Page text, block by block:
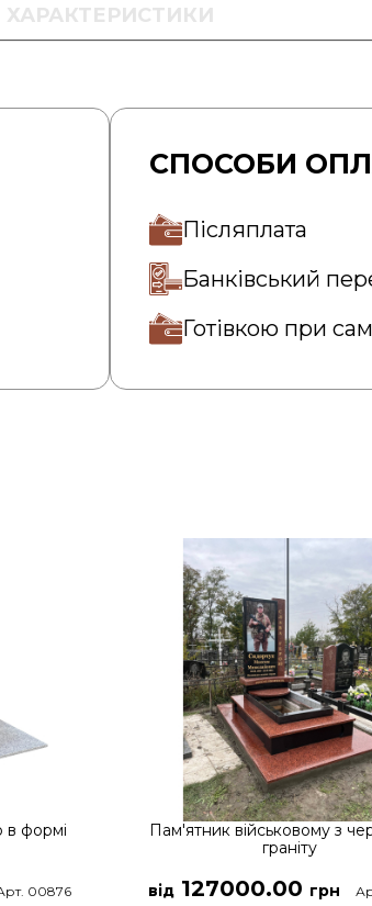
ХАРАКТЕРИСТИКИ
СПОСОБИ
Післяплата
Банківський
Готівкою при
в формі
00876
Пам'ятник військовому з
граніту
від 127000.00 грн